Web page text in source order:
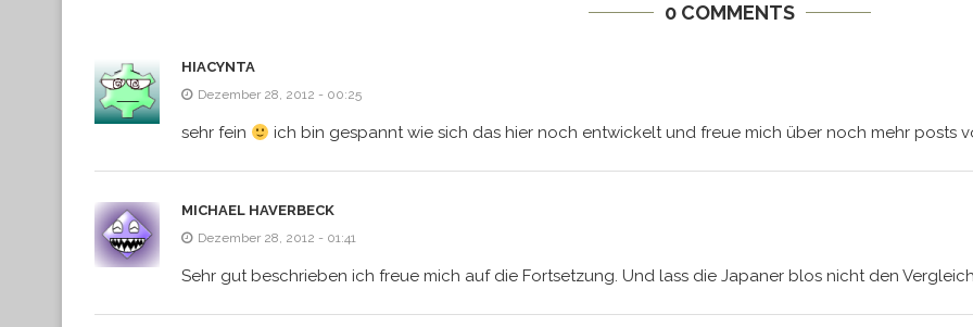
0 COMMENTS
HIACYNTA
Dezember 28, 2012 - 00:25
sehr fein ich bin gespannt wie sich das hier noch entwickelt und freue mich über noch mehr posts
MICHAEL HAVERBECK
Dezember 28, 2012 - 01:41
Sehr gut beschrieben ich freue mich auf die Fortsetzung. Und lass die Japaner blos nicht den